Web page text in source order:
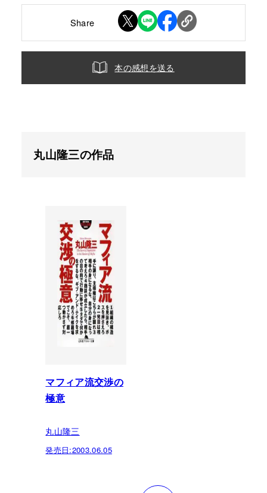
Share
本の感想を送る
丸山隆三の作品
マフィア流交渉の
極意
丸山隆三
発売日:2003.06.05